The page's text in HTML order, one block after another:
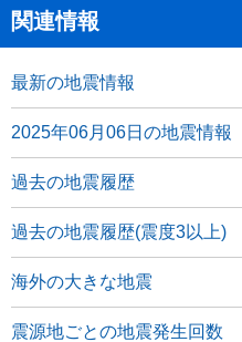
関連情報
最新の地震情報
2025年06月06日の地震情報
過去の地震履歴
過去の地震履歴(震度3以上)
海外の大きな地震
震源地ごとの地震発生回数